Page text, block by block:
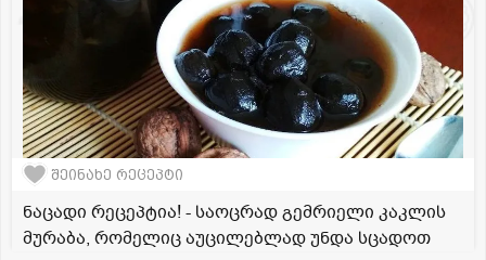
შეინახე რეცეპტი
ნაცადი რეცეპტია! - საოცრად გემრიელი კაკლის
მურაბა, რომელიც აუცილებლად უნდა სცადოთ